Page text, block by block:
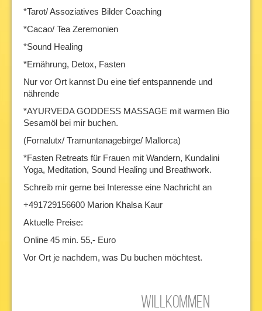
*Tarot/ Assoziatives Bilder Coaching
*Cacao/ Tea Zeremonien
*Sound Healing
*Ernährung, Detox, Fasten
Nur vor Ort kannst Du eine tief entspannende und
nährende
*AYURVEDA GODDESS MASSAGE mit warmen Bio
Sesamöl bei mir buchen.
(Fornalutx/ Tramuntanagebirge/ Mallorca)
*Fasten Retreats für Frauen mit Wandern, Kundalini
Yoga, Meditation, Sound Healing und Breathwork.
Schreib mir gerne bei Interesse eine Nachricht an
+491729156600 Marion Khalsa Kaur
Aktuelle Preise:
Online 45 min. 55,- Euro
Vor Ort je nachdem, was Du buchen möchtest.
WILLKOMMEN